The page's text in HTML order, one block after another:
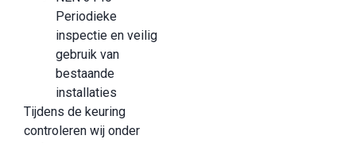
Periodieke
inspectie en veilig
gebruik van
bestaande
installaties
Tijdens de keuring
controleren wij onder